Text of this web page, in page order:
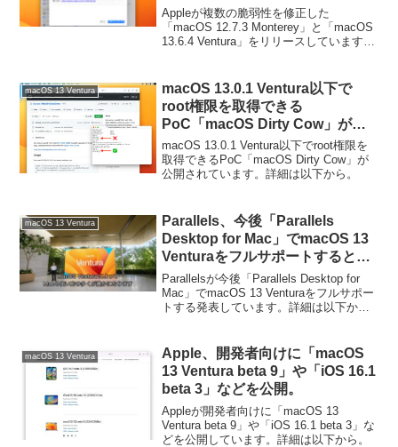
リース。
Appleが複数の脆弱性を修正した
「macOS 12.7.3 Monterey」と「macOS
13.6.4 Ventura」をリリースしています。
macOS 13 Ventura
macOS 13.0.1 Ventura以下で
root権限を取得できる
PoC「macOS Dirty Cow」が公
開される。
macOS 13.0.1 Ventura以下でroot権限を
取得できるPoC「macOS Dirty Cow」が
公開されています。詳細は以下から。
macOS 13 Ventura
Parallels、今後「Parallels
Desktop for Mac」でmacOS 13
Venturaをフルサポートすると発
表。
Parallelsが今後「Parallels Desktop for
Mac」でmacOS 13 Venturaをフルサポー
トする発表しています。詳細は以下か
macOS 13 Ventura
Apple、開発者向けに「macOS
13 Ventura beta 9」や「iOS 16.1
beta 3」などを公開。
Appleが開発者向けに「macOS 13
Ventura beta 9」や「iOS 16.1 beta 3」な
どを公開しています。詳細は以下から。